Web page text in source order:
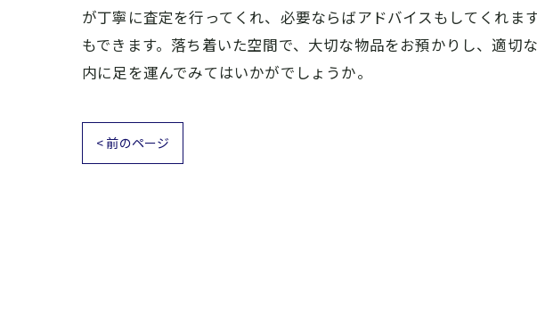
が丁寧に査定を行ってくれ、必要ならばアドバイスもしてくれ
もできます。落ち着いた空間で、大切な物品をお預かりし、適
内に足を運んでみてはいかがでしょうか。
< 前のページ